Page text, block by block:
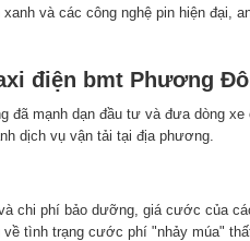
và các công nghệ pin hiện đại,
điện bmt Phương
đã mạnh dạn đầu tư và đưa dòng xe
dịch vụ vận tải tại địa phương.
chi phí bảo dưỡng, giá cước của
tình trạng cước phí "nhảy múa"